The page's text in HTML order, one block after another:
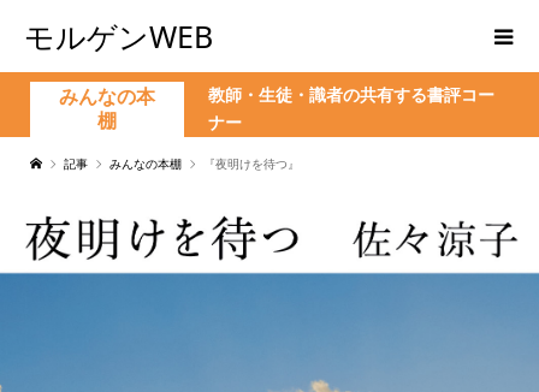
モルゲンWEB
みんなの本
棚
教師・生徒・識者の共有する書評コー
ナー
記事 みんなの本棚 『夜明けを待つ』